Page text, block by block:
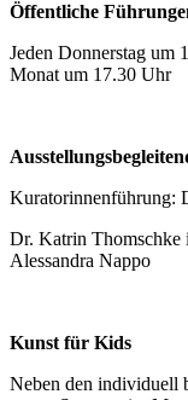
Öffentliche
Jeden Donnerstag um
Monat um 17.30 Uhr
Kuratorinnenführung:
Dr. Katrin Thomschke
Alessandra Nappo
Kunst für Kids
Neben den individuell